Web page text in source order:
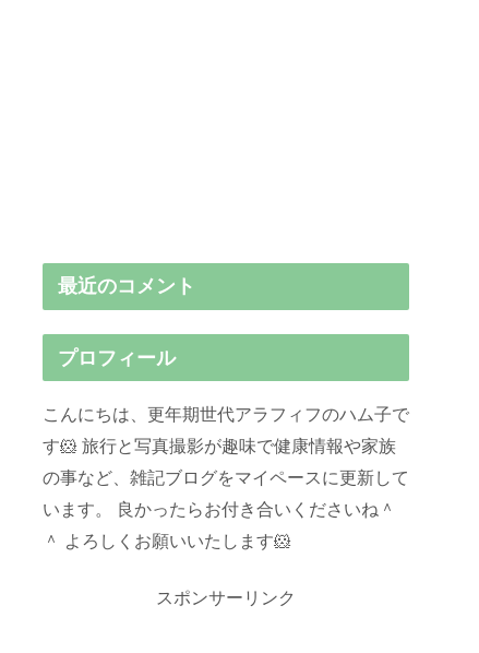
最近のコメント
プロフィール
こんにちは、更年期世代アラフィフのハム子で
す🐹 旅行と写真撮影が趣味で健康情報や家族
の事など、雑記ブログをマイペースに更新して
います。 良かったらお付き合いくださいね＾
＾ よろしくお願いいたします🐹
スポンサーリンク